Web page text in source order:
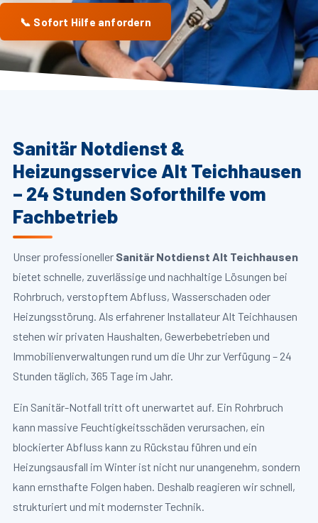
📞 Sofort Hilfe anfordern
Sanitär Notdienst &
Heizungsservice Alt Teichhausen
– 24 Stunden Soforthilfe vom
Fachbetrieb
Unser professioneller Sanitär Notdienst Alt Teichhausen
bietet schnelle, zuverlässige und nachhaltige Lösungen bei
Rohrbruch, verstopftem Abfluss, Wasserschaden oder
Heizungsstörung. Als erfahrener Installateur Alt Teichhausen
stehen wir privaten Haushalten, Gewerbebetrieben und
Immobilienverwaltungen rund um die Uhr zur Verfügung – 24
Stunden täglich, 365 Tage im Jahr.
Ein Sanitär-Notfall tritt oft unerwartet auf. Ein Rohrbruch
kann massive Feuchtigkeitsschäden verursachen, ein
blockierter Abfluss kann zu Rückstau führen und ein
Heizungsausfall im Winter ist nicht nur unangenehm, sondern
kann ernsthafte Folgen haben. Deshalb reagieren wir schnell,
strukturiert und mit modernster Technik.